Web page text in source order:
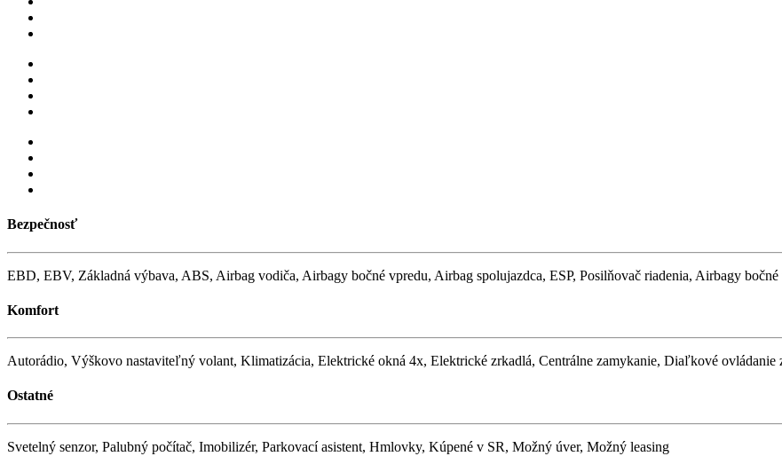
Bezpečnosť
EBD, EBV, Základná výbava, ABS, Airbag vodiča, Airbagy bočné vpredu, Airbag spolujazdca, ESP, Posilňovač riadenia, Airbagy
Komfort
Autorádio, Výškovo nastaviteľný volant, Klimatizácia, Elektrické okná 4x, Elektrické zrkadlá, Centrálne zamykanie, Diaľkové ovládanie
Ostatné
Svetelný senzor, Palubný počítač, Imobilizér, Parkovací asistent, Hmlovky, Kúpené v SR, Možný úver, Možný leasing